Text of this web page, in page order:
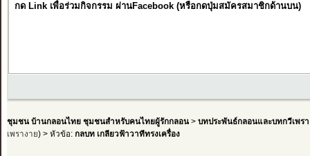
กด Link เพื่อร่วมกิจกรรม ผ่านFacebook (หรือกดปุ่มสมัครสมาชิกด้านบน)
ชุมชน บ้านกลอนไทย ชุมชนสำหรับคนไทยผู้รักกลอน> บทประพันธ์กลอนและบทกวีเพรา
เพรางาย) > หัวข้อ: กลบท เกลียวฟ้าวาทีทรงเครื่อง